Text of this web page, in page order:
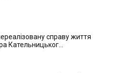
справу життя
Кательницьког...